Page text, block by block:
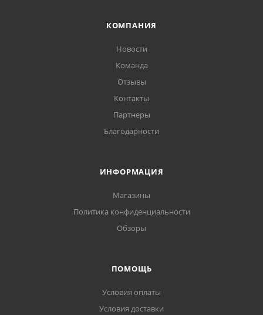
КОМПАНИЯ
Новости
Команда
Отзывы
Контакты
Партнеры
Благодарности
ИНФОРМАЦИЯ
Магазины
Политика конфиденциальности
Обзоры
ПОМОЩЬ
Условия оплаты
Условия доставки